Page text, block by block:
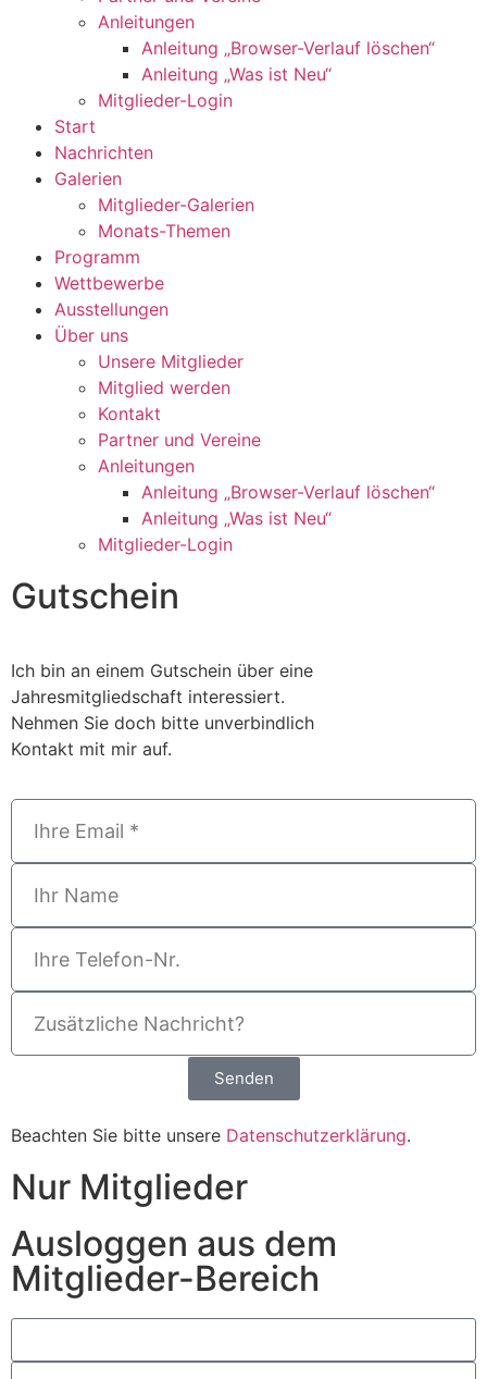
Anleitungen
Anleitung „Browser-Verlauf löschen“
Anleitung „Was ist Neu“
Mitglieder-Login
Start
Nachrichten
Galerien
Mitglieder-Galerien
Monats-Themen
Programm
Wettbewerbe
Ausstellungen
Über uns
Unsere Mitglieder
Mitglied werden
Kontakt
Partner und Vereine
Anleitungen
Anleitung „Browser-Verlauf löschen“
Anleitung „Was ist Neu“
Mitglieder-Login
Gutschein
Ich bin an einem Gutschein über eine
Jahresmitgliedschaft interessiert.
Nehmen Sie doch bitte unverbindlich
Kontakt mit mir auf.
Senden
Beachten Sie bitte unsere Datenschutzerklärung.
Nur Mitglieder
Ausloggen aus dem
Mitglieder-Bereich